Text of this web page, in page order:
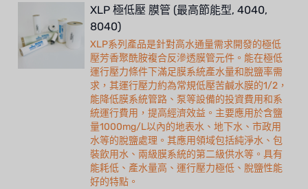
XLP 極低壓 膜管 (最高節能型, 4040,
8040)
XLP系列產品是針對高水通量需求開發的極低
壓芳香聚酰胺複合反滲透膜管元件。能在極低
運行壓力條件下滿足膜系統產水量和脫鹽率需
求，其運行壓力約為常規低壓苦鹹水膜的1/2，
能降低膜系統管路、泵等設備的投資費用和系
統運行費用，提高經濟效益。主要應用於含鹽
量1000mg/L以內的地表水、地下水、市政用
水等的脫鹽處理。其應用領域包括純淨水、包
裝飲用水、兩級膜系統的第二級供水等。具有
能耗低、產水量高、運行壓力極低、脫鹽性能
好的特點。